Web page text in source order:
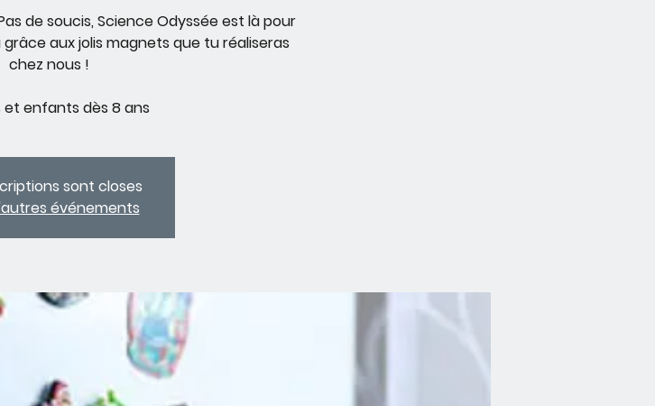
de soucis, Science Odyssée est là pour
aux jolis magnets que tu réaliseras
chez nous !
et enfants dès 8 ans
sont closes
événements